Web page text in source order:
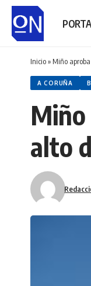
Inicio» Miño
A CORUÑA
Miño
alto